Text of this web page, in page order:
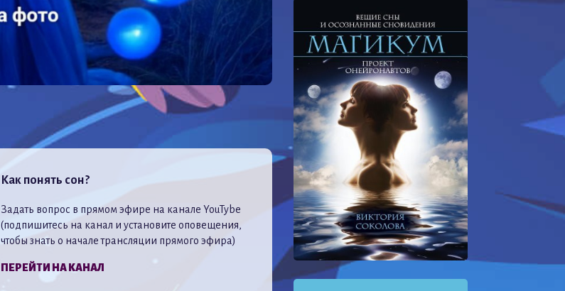
Как понять сон?
Задать вопрос в прямом эфире на канале YouTybe
(подпишитесь на канал и установите оповещения,
чтобы знать о начале трансляции прямого эфира)
ПЕРЕЙТИ НА КАНАЛ